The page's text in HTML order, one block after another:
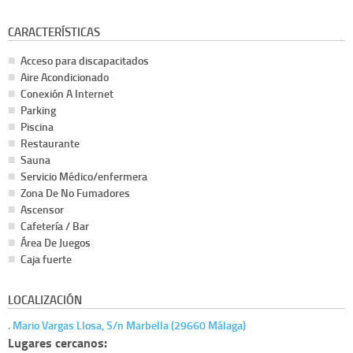
CARACTERÍSTICAS
Acceso para discapacitados
Aire Acondicionado
Conexión A Internet
Parking
Piscina
Restaurante
Sauna
Servicio Médico/enfermera
Zona De No Fumadores
Ascensor
Cafetería / Bar
Área De Juegos
Caja fuerte
LOCALIZACIÓN
. Mario Vargas Llosa, S/n Marbella (29660 Málaga)
Lugares cercanos: